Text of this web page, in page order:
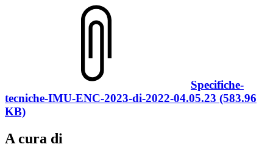
Specifiche-
tecniche-IMU-ENC-2023-di-2022-04.05.23 (583.96
KB)
A cura di